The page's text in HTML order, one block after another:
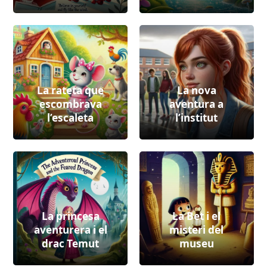
La rateta que
escombrava
l’escaleta
La nova
aventura a
l’institut
La princesa
aventurera i el
drac Temut
La Bet i el
misteri del
museu